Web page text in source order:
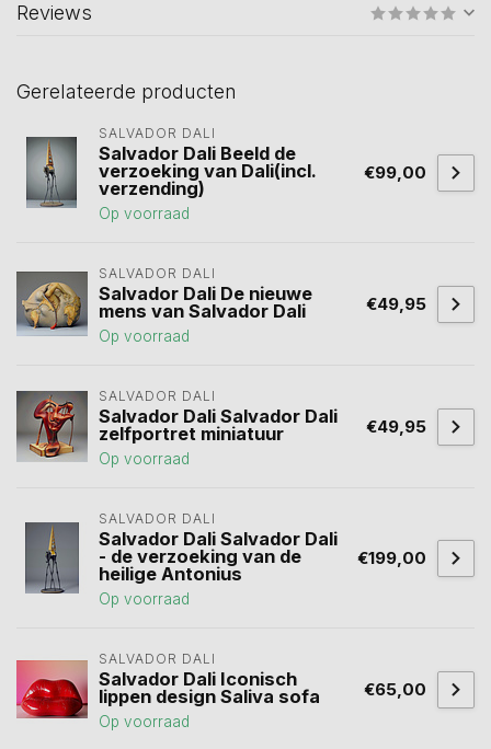
Reviews
Gerelateerde producten
SALVADOR DALI
Salvador Dali Beeld de
verzoeking van Dali(incl.
verzending)
Op voorraad
€99,00
SALVADOR DALI
Salvador Dali De nieuwe
mens van Salvador Dali
Op voorraad
€49,95
SALVADOR DALI
Salvador Dali Salvador Dali
zelfportret miniatuur
Op voorraad
€49,95
SALVADOR DALI
Salvador Dali Salvador Dali
- de verzoeking van de
heilige Antonius
Op voorraad
€199,00
SALVADOR DALI
Salvador Dali Iconisch
lippen design Saliva sofa
Op voorraad
€65,00